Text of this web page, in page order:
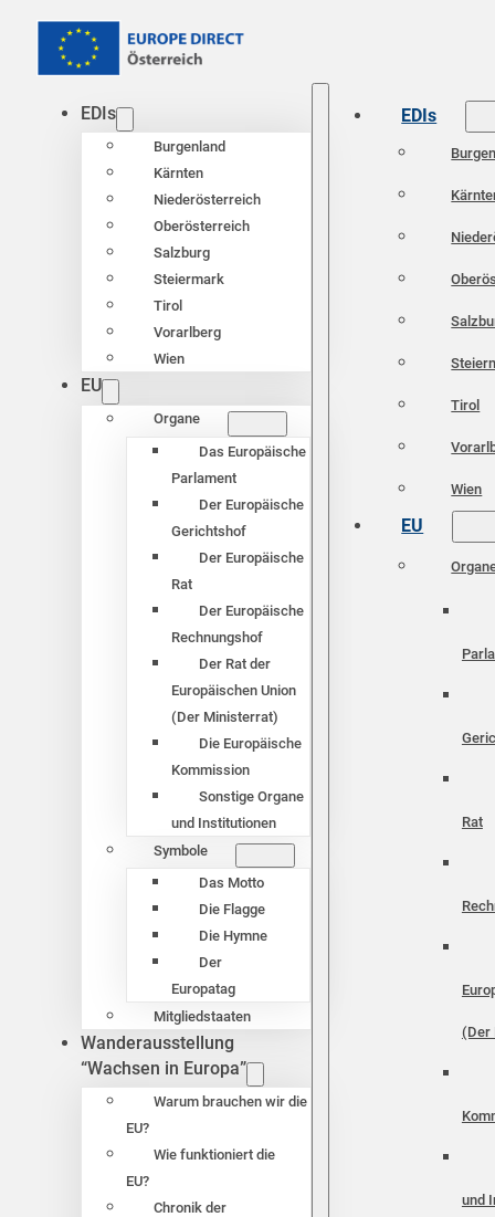
EDIs
Burgenland
Kärnten
Niederösterreich
Oberösterreich
Salzburg
Steiermark
Tirol
Vorarlberg
Wien
EU
Organe
Das Europäische
Parlament
Der Europäische
Gerichtshof
Der Europäische
Rat
Der Europäische
Rechnungshof
Der Rat der
Europäischen Union
(Der Ministerrat)
Die Europäische
Kommission
Sonstige Organe
und Institutionen
Symbole
Das Motto
Die Flagge
Die Hymne
Der
Europatag
Mitgliedstaaten
Wanderausstellung
“Wachsen in Europa”
Warum brauchen wir die
EU?
Wie funktioniert die
EU?
Chronik der
EDIs
Tirol
Wien
EU
Rat
(Der
und